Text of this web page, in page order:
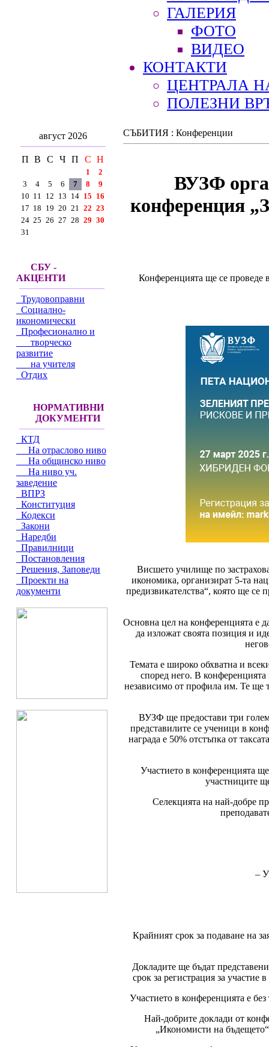
ГАЛЕРИЯ
ФОТО
ВИДЕО
КОНТАКТИ
ЦЕНТРАЛА
ПОЛЕЗНИ
август 2026
П В С Ч П С Н
1
2
3
4 5 6 7 8
9
10 11 12 13 14 15 16
17 18 19 20 21 22 23
24 25 26 27 28 29 30
31
СБУ -
АКЦЕНТИ
Трудовоправни
Социално-
икономически
Професионално и
творческо
развитие
на учителя
Отдих
НОРМАТИВНИ
ДОКУМЕНТИ
КТД
На отраслово ниво
На общинско ниво
На ниво уч.
заведение
ВПРЗ
Конституция
Кодекси
Закони
Наредби
Правилници
Постановления
Решения, Заповеди
Проекти на
документи
СЪБИТИЯ : Конференции
ВУЗФ
конференция
Конференцията ще се проведе
Висшето училище по
икономика, организират 5-та
предизвикателства“, която ще
Основна цел на конференцията е
да изложат своята позиция и
Темата е широко обхватна и
според него. В
независимо от профила им. Те ще
ВУЗФ ще предостави три
представилите се ученици в
награда е 50% отстъпка от
Участието в конференцията
участниците
Селекцията на най-добре
–
Крайният срок за подаване на
Докладите ще бъдат
срок за регистрация за участие
Участието в конференцията е
Най-добрите доклади от
„Икономисти на